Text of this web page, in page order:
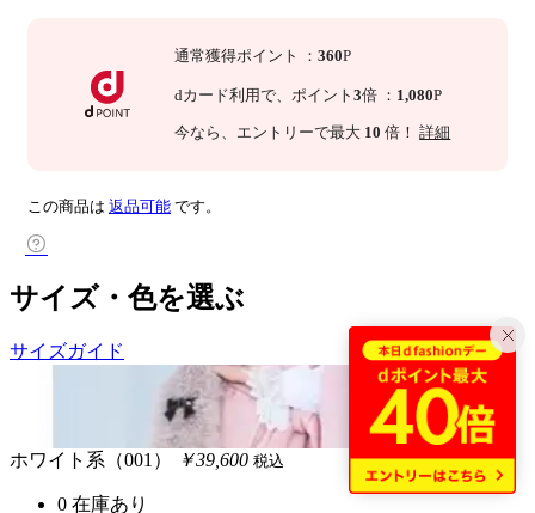
通常獲得ポイント ：360P
dカード利用で、 ポイント3倍 ： 1,080P
今なら 、エントリーで最大 10 倍！詳細
この商品は 返品可能 です。
サイズ・色を選ぶ
サイズガイド
ホワイト系（001） ￥39,600 税込
0 在庫あり